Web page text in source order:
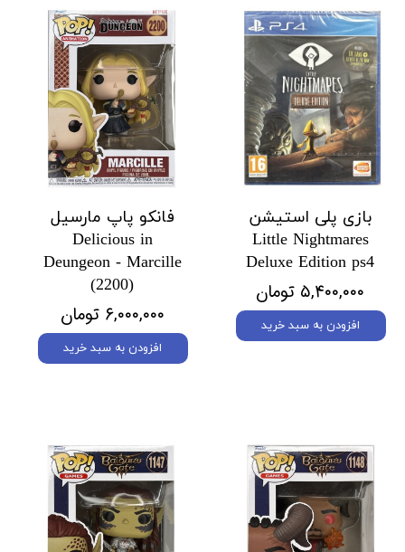
بازی پلی استیشن
Little Nightmares
Deluxe Edition ps4
۵,۴۰۰,۰۰۰ تومان
افزودن به سبد خرید
فانکو پاپ مارسیل
Delicious in
Deungeon - Marcille
(2200)
۶,۰۰۰,۰۰۰ تومان
افزودن به سبد خرید